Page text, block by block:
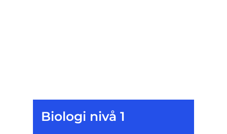
Biologi nivå 1